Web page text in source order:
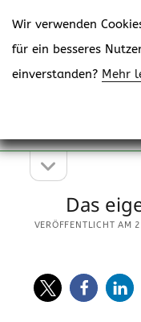
Seitenleiste
Seitenleiste
öffnen
Das
VERÖFFENTLICHT AM
Wir verwenden
für ein besseres
einverstanden? Mehr